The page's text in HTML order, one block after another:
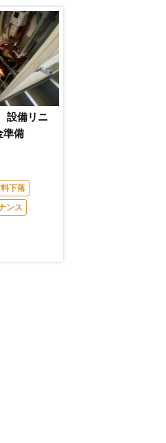
備リニ
準備
下落
ンス